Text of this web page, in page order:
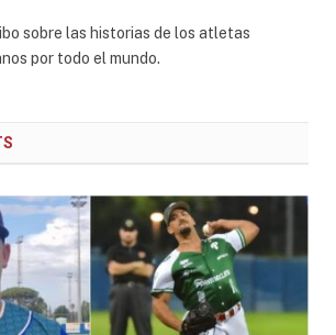
sobre las historias de los atletas
por todo el mundo.